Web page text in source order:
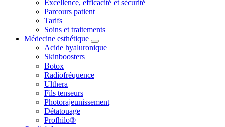
Excellence, efficacité et sécurité
Parcours patient
Tarifs
Soins et traitements
Médecine esthétique
Acide hyaluronique
Skinboosters
Botox
Radiofréquence
Ulthera
Fils tenseurs
Photorajeunissement
Détatouage
Profhilo®